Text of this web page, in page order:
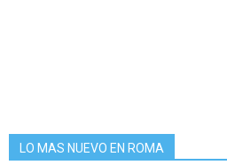
LO MAS NUEVO EN ROMA